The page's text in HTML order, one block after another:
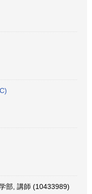
部, 講師 (10433989)